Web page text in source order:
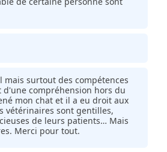
mais surtout des compétences
d'une compréhension hors du
mon chat et il a eu droit aux
vétérinaires sont gentilles,
de leurs patients… Mais
Merci pour tout.